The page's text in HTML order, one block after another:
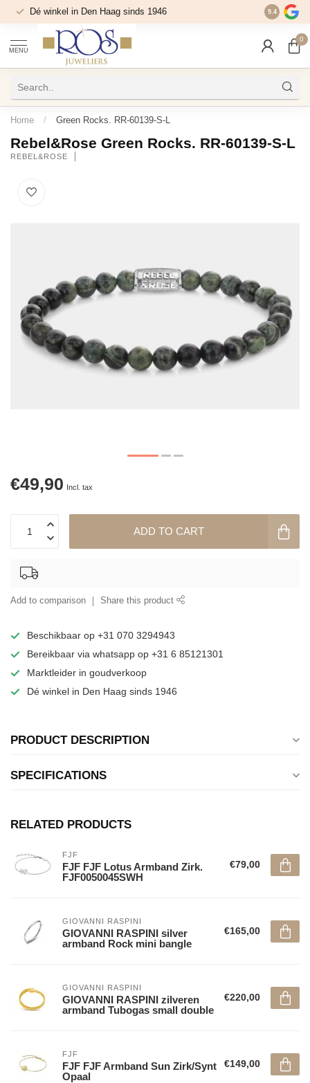
Dé winkel in Den Haag sinds 1946 9.4
MENU
0
Home / Green Rocks. RR-60139-S-L
Rebel&Rose Green Rocks. RR-60139-S-L
REBEL&ROSE
€49,90 Incl. tax
ADD TO CART
Add to comparison Share this product
Beschikbaar op +31 070 3294943
Bereikbaar via whatsapp op +31 6 85121301
Marktleider in goudverkoop
Dé winkel in Den Haag sinds 1946
PRODUCT DESCRIPTION
SPECIFICATIONS
RELATED PRODUCTS
FJF
FJF FJF Lotus Armband Zirk.
FJF0050045SWH
€79,00
GIOVANNI RASPINI
GIOVANNI RASPINI silver
armband Rock mini bangle
€165,00
GIOVANNI RASPINI
GIOVANNI RASPINI zilveren
armband Tubogas small double
€220,00
FJF
FJF FJF Armband Sun Zirk/Synt
Opaal
€149,00